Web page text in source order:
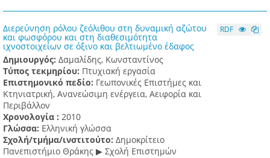
Διερεύνηση ρόλου ζεόλιθου στη δυναμική αζώτου
και φωσφόρου και στη διαθεσιμότητα
ιχνοστοιχείων σε όξινο και βελτιωμένο έδαφος
Δημιουργός: Δαμαλίδης, Κωνσταντίνος
Τύπος τεκμηρίου: Πτυχιακή εργασία
Επιστημονικό πεδίο: Γεωπονικές Επιστήμες και
Κτηνιατρική, Ανανεώσιμη ενέργεια, Αειφορία και
Περιβάλλον
Χρονολογία : 2010
Γλώσσα: Ελληνική γλώσσα
Σχολή/τμήμα/ινστιτούτο: Δημοκρίτειο
Πανεπιστήμιο Θράκης ▶ Σχολή Επιστημών
RDF